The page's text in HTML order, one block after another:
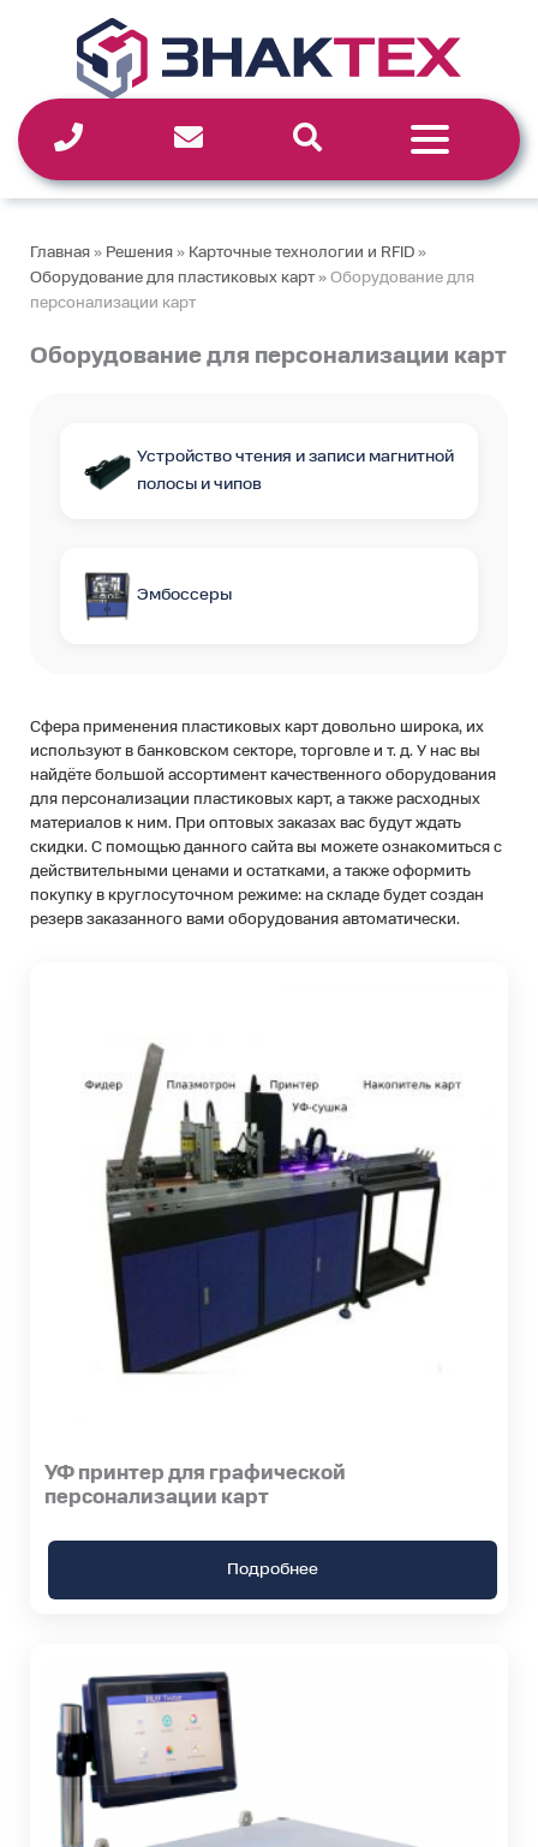
содержимому
Главная » Решения » Карточные технологии и RFID »
Оборудование для пластиковых карт » Оборудование для
персонализации карт
Оборудование для персонализации карт
Устройство чтения и записи магнитной
полосы и чипов
Эмбоссеры
Сфера применения пластиковых карт довольно широка, их
используют в банковском секторе, торговле и т. д. У нас вы
найдёте большой ассортимент качественного оборудования
для персонализации пластиковых карт, а также расходных
материалов к ним. При оптовых заказах вас будут ждать
скидки. С помощью данного сайта вы можете ознакомиться с
действительными ценами и остатками, а также оформить
покупку в круглосуточном режиме: на складе будет создан
резерв заказанного вами оборудования автоматически.
УФ принтер для графической
персонализации карт
Подробнее